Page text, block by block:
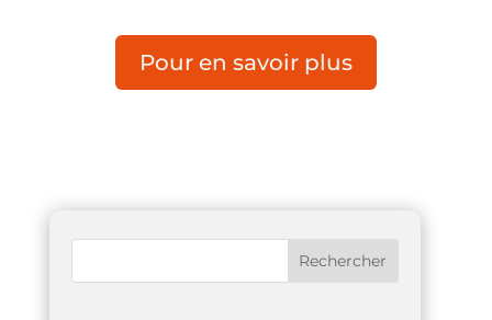
Pour en savoir plus